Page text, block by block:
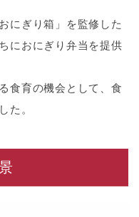
にぎり箱」を監修した
におにぎり弁当を提供
食育の機会として、食
た。